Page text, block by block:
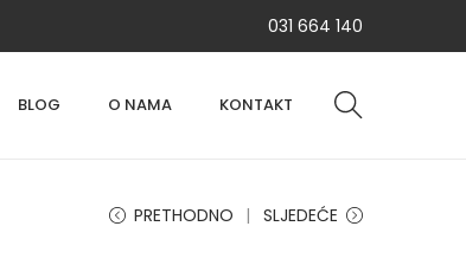
031 664 140
BLOG O NAMA KONTAKT
PRETHODNO SLJEDEĆE